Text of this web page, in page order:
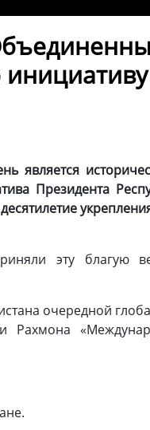
является
Президента
эту благую
очередной
Рахмона